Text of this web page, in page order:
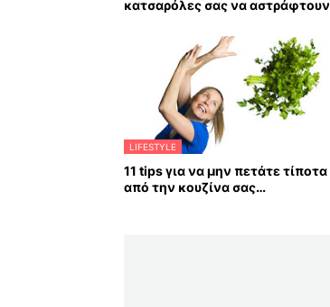
κατσαρόλες σας να αστράφτουν
LIFESTYLE
11 tips για να μην πετάτε τίποτα
από την κουζίνα σας…